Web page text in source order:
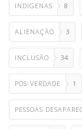
INDIGENAS 8
ALIENAÇÃO 3
INCLUSÃO 34
PÓS-VERDADE 1
PESSOAS